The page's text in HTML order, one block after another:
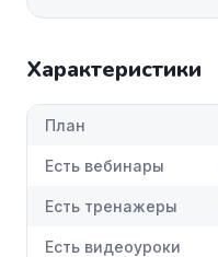
Характеристики
План
Есть вебинары
Есть тренажеры
Есть видеоуроки